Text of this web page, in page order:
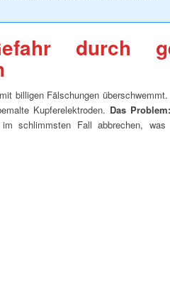
durch
billigen Fälschungen
Kupferelektroden. Das Problem:
schlimmsten Fall abbrechen,